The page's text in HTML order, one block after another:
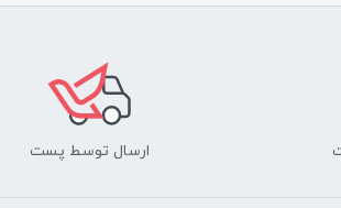
ارسال توسط پست